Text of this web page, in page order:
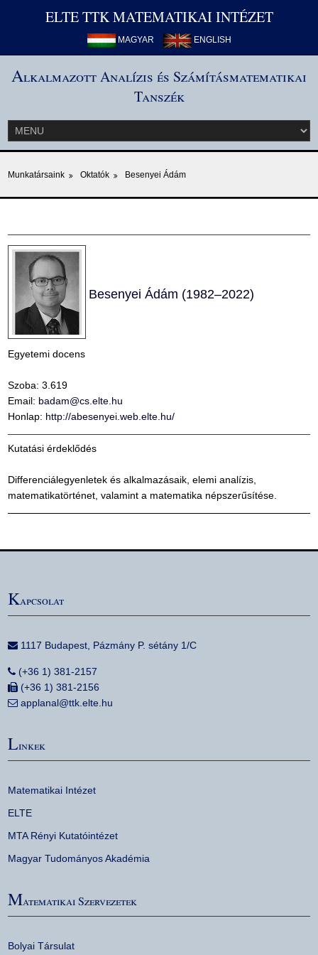
ELTE TTK MATEMATIKAI INTÉZET
MAGYAR ENGLISH
Alkalmazott Analízis és Számításmatematikai
Tanszék
Munkatársaink Oktatók Besenyei Ádám
Besenyei Ádám (1982–2022)
Egyetemi docens
Szoba: 3.619
Email: badam@cs.elte.hu
Honlap: http://abesenyei.web.elte.hu/
Kutatási érdeklődés
Differenciálegyenletek és alkalmazásaik, elemi analízis,
matematikatörténet, valamint a matematika népszerűsítése.
Kapcsolat
1117 Budapest, Pázmány P. sétány 1/C
(+36 1) 381-2157
(+36 1) 381-2156
applanal@ttk.elte.hu
Linkek
Matematikai Intézet
ELTE
MTA Rényi Kutatóintézet
Magyar Tudományos Akadémia
Matematikai Szervezetek
Bolyai Társulat